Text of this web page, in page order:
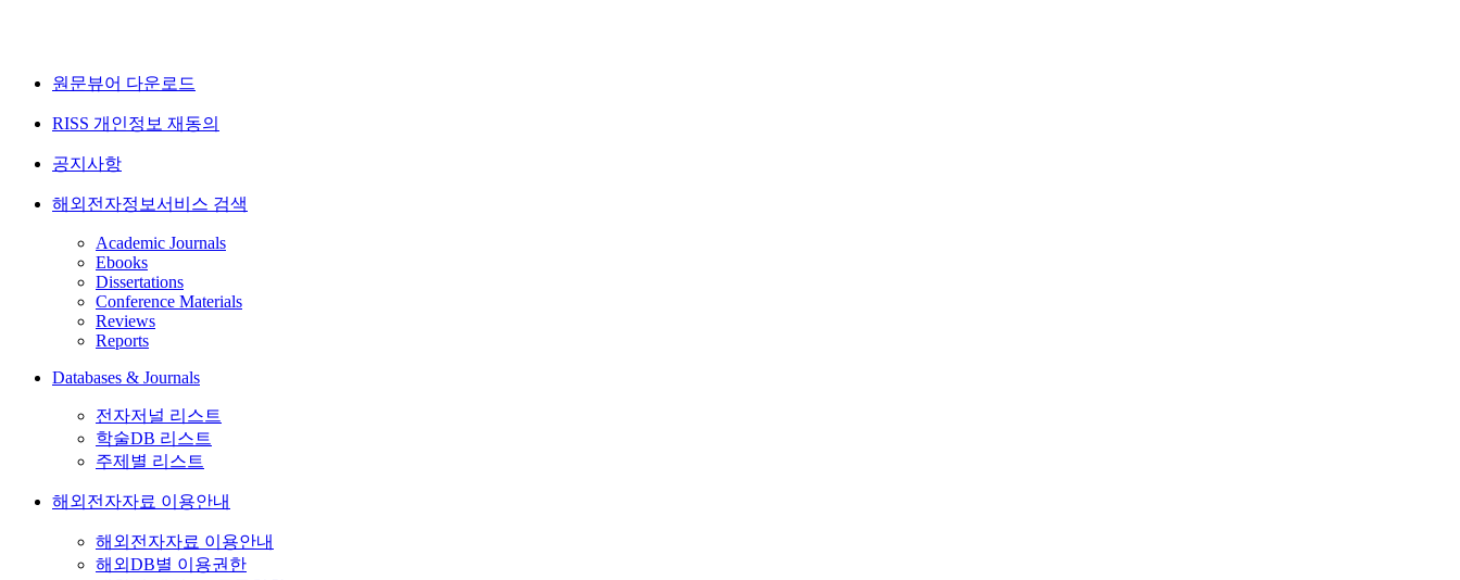
원문뷰어 다운로드
RISS 개인정보 재동의
공지사항
해외전자정보서비스 검색
Academic Journals
Ebooks
Dissertations
Conference Materials
Reviews
Reports
Databases & Journals
전자저널 리스트
학술DB 리스트
주제별 리스트
해외전자자료 이용안내
해외전자자료 이용안내
해외DB별 이용권한